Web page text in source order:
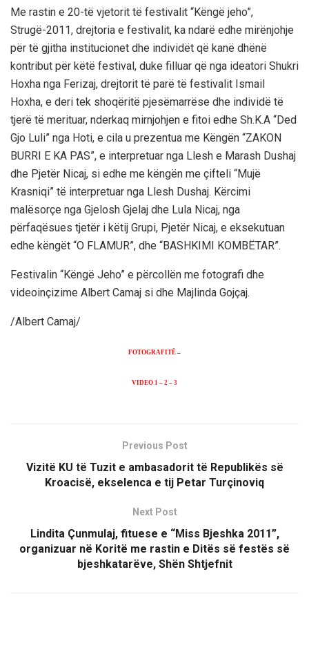
Me rastin e 20-të vjetorit të festivalit “Këngë jeho”,
Strugë-2011, drejtoria e festivalit, ka ndarë edhe mirënjohje
për të gjitha institucionet dhe individët që kanë dhënë
kontribut për këtë festival, duke filluar që nga ideatori Shukri
Hoxha nga Ferizaj, drejtorit të parë të festivalit Ismail
Hoxha, e deri tek shoqëritë pjesëmarrëse dhe individë të
tjerë të merituar, nderkaq mirnjohjen e fitoi edhe Sh.K.A “Ded
Gjo Luli” nga Hoti, e cila u prezentua me Këngën “ZAKON
BURRI E KA PAS”, e interpretuar nga Llesh e Marash Dushaj
dhe Pjetër Nicaj, si edhe me këngën me çifteli “Mujë
Krasniqi” të interpretuar nga Llesh Dushaj. Kërcimi
malësorçe nga Gjelosh Gjelaj dhe Lula Nicaj, nga
përfaqësues tjetër i këtij Grupi, Pjetër Nicaj, e eksekutuan
edhe këngët “O FLAMUR”, dhe “BASHKIMI KOMBËTAR”.
Festivalin “Këngë Jeho” e përcollën me fotografi dhe
videoinçizime Albert Camaj si dhe Majlinda Gojçaj.
/Albert Camaj/
FOTOGRAFITË –
VIDEO 1 – 2 – 3
Previous Post
Vizitë KU të Tuzit e ambasadorit të Republikës së
Kroacisë, ekselenca e tij Petar Turçinoviq
Next Post
Lindita Çunmulaj, fituese e “Miss Bjeshka 2011”,
organizuar në Koritë me rastin e Ditës së festës së
bjeshkatarëve, Shën Shtjefnit